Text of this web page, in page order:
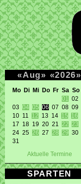
«Aug» «2026»
Mo Di Mi Do Fr Sa So
01
02
03 04 05 06 07 08 09
10 11 12 13 14 15
16
17 18 19 20 21 22
23
24 25 26 27 28 29 30
31
Aktuelle Termine
SPARTEN